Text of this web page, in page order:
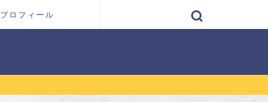
プロフィール